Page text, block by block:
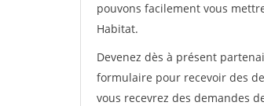
pouvons facilement vous
Habitat.
Devenez dès à présent
formulaire pour recevoir des
vous recevrez des demandes